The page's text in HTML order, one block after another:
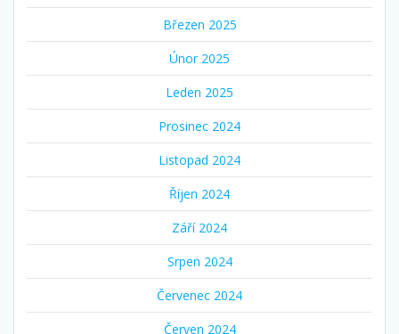
Březen 2025
Únor 2025
Leden 2025
Prosinec 2024
Listopad 2024
Říjen 2024
Září 2024
Srpen 2024
Červenec 2024
Červen 2024